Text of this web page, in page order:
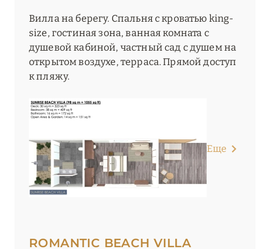
Вилла на берегу. Спальня с кроватью king-
size, гостиная зона, ванная комната с
душевой кабиной, частный сад с душем на
открытом воздухе, терраса. Прямой доступ
к пляжу.
Еще
ROMANTIC BEACH VILLA